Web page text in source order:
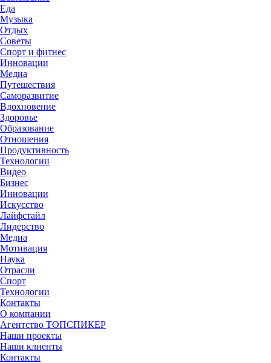
Еда
Музыка
Отдых
Советы
Спорт и фитнес
Инновации
Медиа
Путешествия
Саморазвитие
Вдохновение
Здоровье
Образование
Отношения
Продуктивность
Технологии
Видеo
Бизнес
Инновации
Искусство
Лайфстайл
Лидерство
Медиа
Мотивация
Наука
Отрасли
Спорт
Технологии
Контакты
О компании
Агентство ТОПСПИКЕР
Наши проекты
Наши клиенты
Контакты